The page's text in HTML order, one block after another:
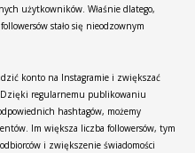
użytkowników. Właśnie dlatego,
stało się nieodzownym
konto na Instagramie i zwiększać
regularnemu publikowaniu
hashtagów, możemy
Im większa liczba followersów, tym
i zwiększenie świadomości